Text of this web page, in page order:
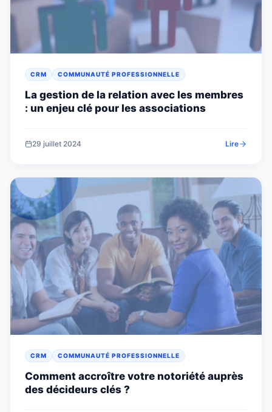
CRM COMMUNAUTÉ PROFESSIONNELLE
La gestion de la relation avec les membres
: un enjeu clé pour les associations
29 juillet 2024 Lire
CRM COMMUNAUTÉ PROFESSIONNELLE
Comment accroître votre notoriété auprès
des décideurs clés ?